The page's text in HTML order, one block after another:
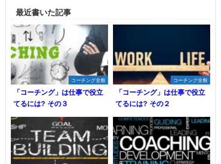
最近書いた記事
コーチング全般
「コーチング」は仕事で役立
てるには? その３
コーチング全般
「コーチング」は仕事で役立
てるには? その２